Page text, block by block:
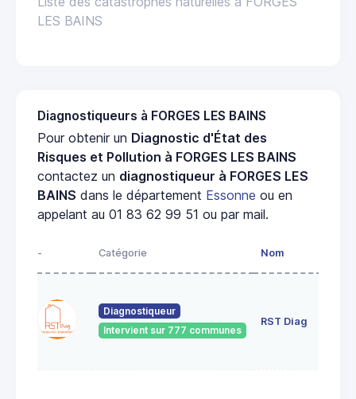
LES BAINS
Diagnostiqueurs à FORGES LES BAINS
Pour obtenir un Diagnostic d'État des
Risques et Pollution à FORGES LES BAINS
contactez un diagnostiqueur à FORGES LES
BAINS dans le département Essonne ou en
appelant au 01 83 62 99 51 ou par mail.
- Catégorie Nom
Diagnostiqueur
Intervient sur 777 communes
RST Diag